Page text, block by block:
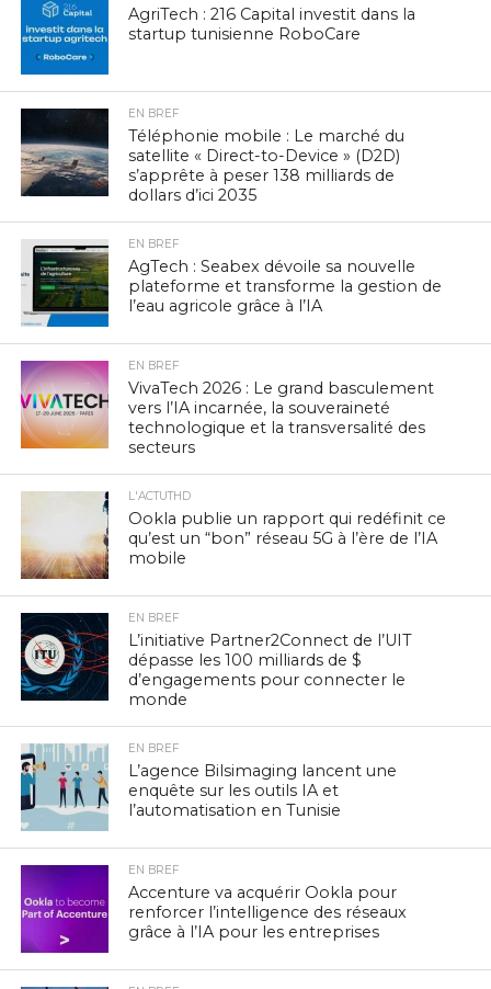
AgriTech : 216 Capital investit dans la
startup tunisienne RoboCare
EN BREF
Téléphonie mobile : Le marché du
satellite « Direct-to-Device » (D2D)
s’apprête à peser 138 milliards de
dollars d’ici 2035
EN BREF
AgTech : Seabex dévoile sa nouvelle
plateforme et transforme la gestion de
l’eau agricole grâce à l’IA
EN BREF
VivaTech 2026 : Le grand basculement
vers l’IA incarnée, la souveraineté
technologique et la transversalité des
secteurs
L'ACTUTHD
Ookla publie un rapport qui redéfinit ce
qu’est un “bon” réseau 5G à l’ère de l’IA
mobile
EN BREF
L’initiative Partner2Connect de l’UIT
dépasse les 100 milliards de $
d’engagements pour connecter le
monde
EN BREF
L’agence Bilsimaging lancent une
enquête sur les outils IA et
l’automatisation en Tunisie
EN BREF
Accenture va acquérir Ookla pour
renforcer l’intelligence des réseaux
grâce à l’IA pour les entreprises